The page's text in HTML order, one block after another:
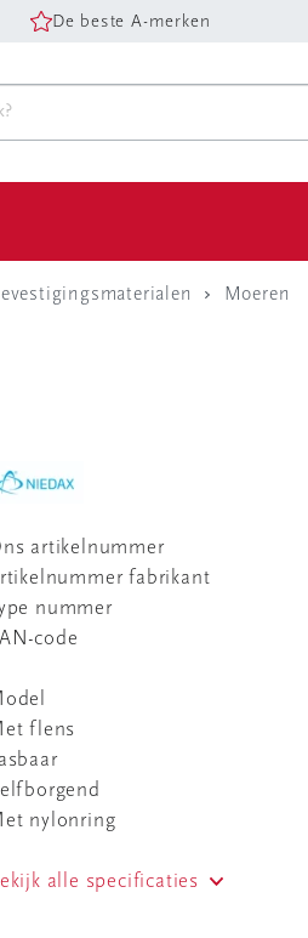
De beste A-merken
Moeren
artikelnummer
fabrikant
nummer
code
flens
nylonring
alle specificaties